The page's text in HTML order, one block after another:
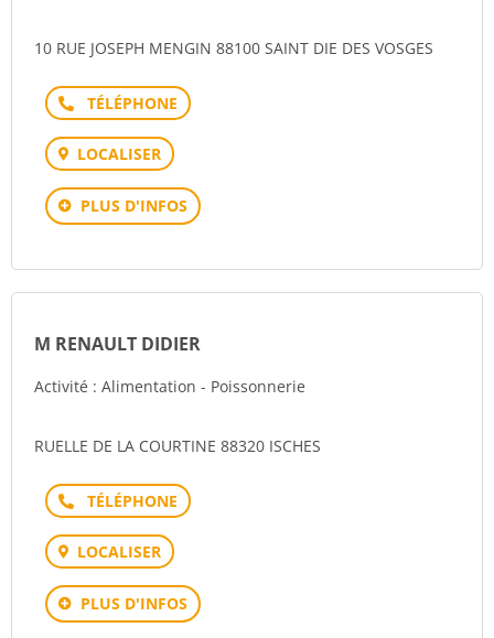
10 RUE JOSEPH MENGIN 88100 SAINT DIE DES VOSGES
Téléphone
LOCALISER
PLUS D'INFOS
M RENAULT DIDIER
Activité : Alimentation - Poissonnerie
RUELLE DE LA COURTINE 88320 ISCHES
Téléphone
LOCALISER
PLUS D'INFOS